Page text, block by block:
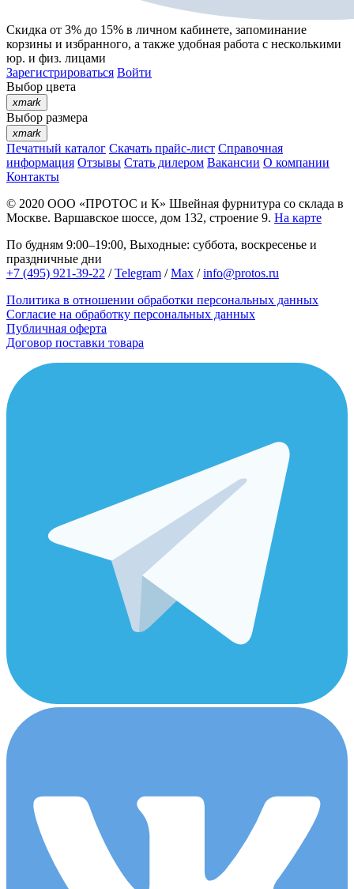
Скидка от 3% до 15% в личном кабинете, запоминание
корзины и избранного, а также удобная работа с несколькими
юр. и физ. лицами
Зарегистрироваться Войти
Выбор цвета
xmark
Выбор размера
xmark
Печатный каталог Скачать прайс-лист Справочная
информация Отзывы Стать дилером Вакансии О компании
Контакты
© 2020 ООО «ПРОТОС и К» Швейная фурнитура со склада в
Москве. Варшавское шоссе, дом 132, строение 9. На карте
По будням 9:00–19:00, Выходные: суббота, воскресенье и
праздничные дни
+7 (495) 921-39-22 /Telegram /Max /info@protos.ru
Политика в отношении обработки персональных данных
Согласие на обработку персональных данных
Публичная оферта
Договор поставки товара